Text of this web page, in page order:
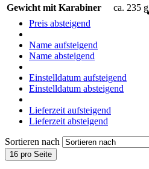
Gewicht mit Karabiner
ca. 235 g
Preis absteigend
Name aufsteigend
Name absteigend
Einstelldatum aufsteigend
Einstelldatum absteigend
Lieferzeit aufsteigend
Lieferzeit absteigend
Sortieren nach
16 pro Seite